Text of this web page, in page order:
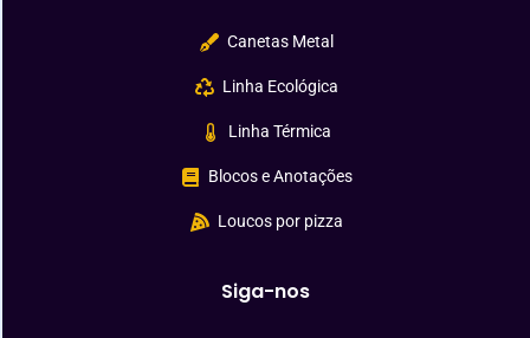
Canetas Metal
Linha Ecológica
Linha Térmica
Blocos e Anotações
Loucos por pizza
Siga-nos